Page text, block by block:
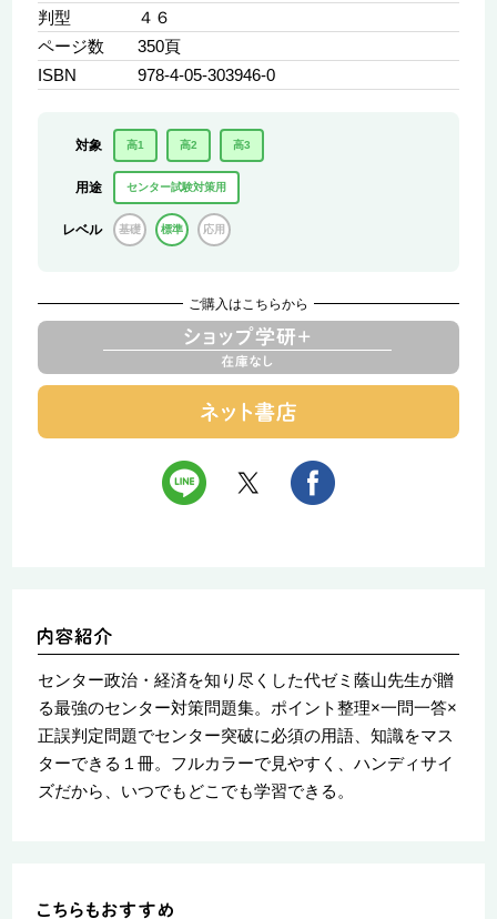
判型
４６
ページ数
350頁
ISBN
978-4-05-303946-0
対象 高1 高2 高3
用途 センター試験対策用
レベル 基礎 標準 応用
ご購入はこちらから
センター政治・経済を知り尽くした代ゼミ蔭山先生が贈
る最強のセンター対策問題集。ポイント整理×一問一答×
正誤判定問題でセンター突破に必須の用語、知識をマス
ターできる１冊。フルカラーで見やすく、ハンディサイ
ズだから、いつでもどこでも学習できる。